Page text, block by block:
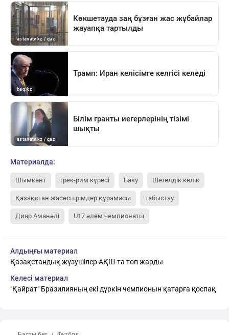
Материалда:
Шымкент грек-рим күресі Баку Шетелдік көлік
Қазақстан жасөспірімдер құрамасы табыстау
Дияр Аманәлі U17 әлем чемпионаты
Алдыңғы материал
Қазақстандық жүзушілер АҚШ-та топ жарды
Келесі материал
"Қайрат" Бразилияның екі дүркін чемпионын қатарға қоспақ